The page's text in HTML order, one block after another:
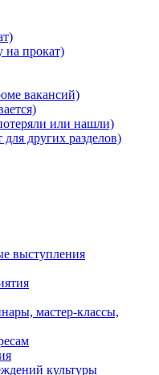
на прокат)
вакансий)
или нашли)
для других разделов)
выступления
мастер-классы,
культуры